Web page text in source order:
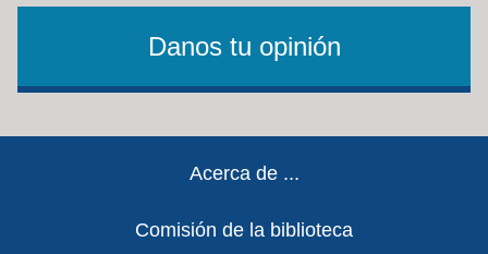
Danos tu opinión
Acerca de ...
Comisión de la biblioteca